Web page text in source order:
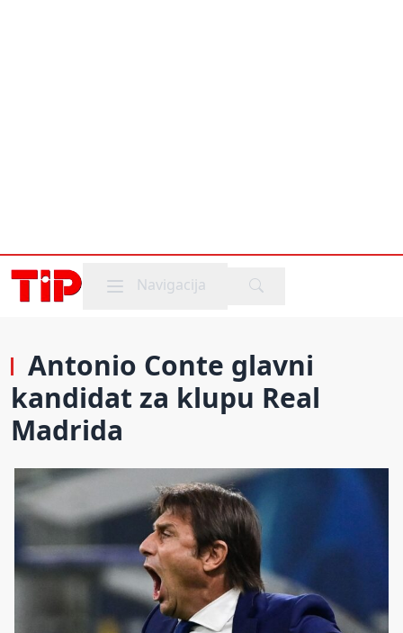
Mobile menu
Navigacija
Antonio Conte glavni
kandidat za klupu Real
Madrida